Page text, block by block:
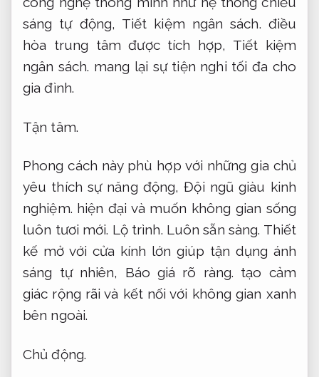
sáng tự động, Tiết kiệm ngân sách. điều
hòa trung tâm được tích hợp, Tiết kiệm
ngân sách. mang lại sự tiện nghi tối đa cho
gia đình.
Tận tâm.
Phong cách này phù hợp với những gia chủ
yêu thích sự năng động,Đội ngũ giàu kinh
nghiệm. hiện đại và muốn không gian sống
luôn tươi mới. Lộ trình. Luôn sẵn sàng. Thiết
kế mở với cửa kính lớn giúp tận dụng ánh
sáng tự nhiên, Báo giá rõ ràng. tạo cảm
giác rộng rãi và kết nối với không gian xanh
bên ngoài.
Chủ động.